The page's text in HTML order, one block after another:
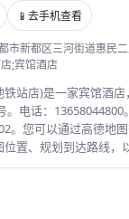
📱 去手机查看
市新都区三河街道惠民
;宾馆酒店
站店)是一家宾馆酒
电话：13658044800
。您可以通过高德地
置、规划到达路线，